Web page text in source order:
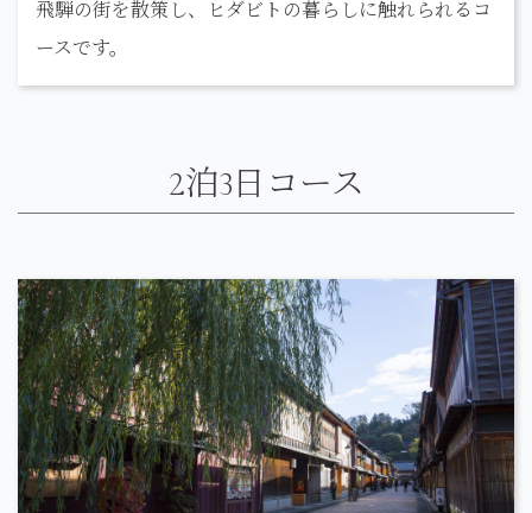
飛騨の街を散策し、ヒダビトの暮らしに触れられるコ
ースです。
2泊3日コース